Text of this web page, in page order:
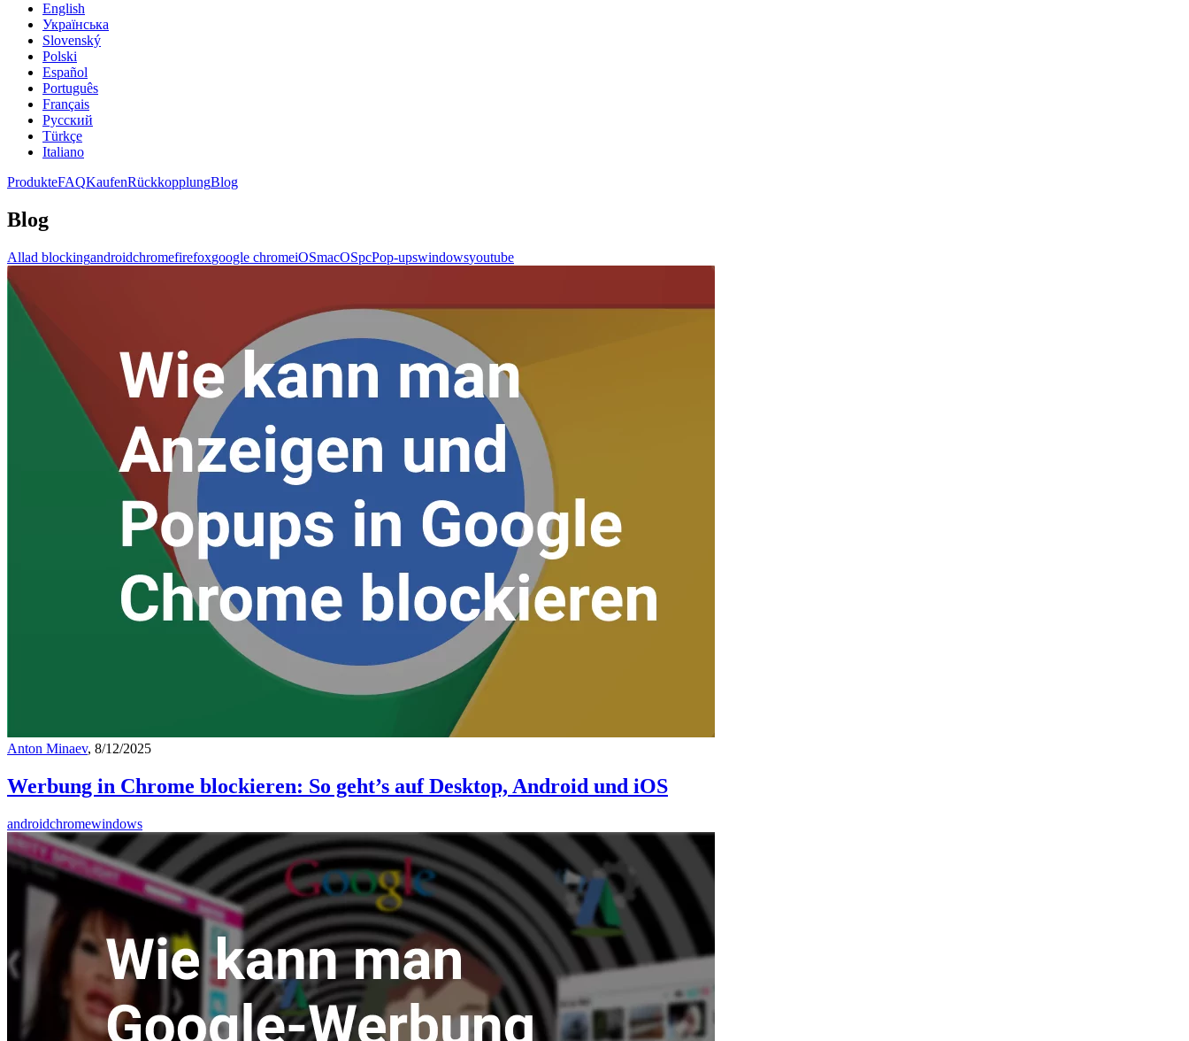
English
Українська
Slovenský
Polski
Español
Português
Français
Русский
Türkçe
Italiano
ProdukteFAQKaufenRückkopplungBlog
Blog
Allad blockingandroidchromefirefoxgoogle chromeiOSmacOSpcPop-upswindowsyoutube
Anton Minaev, 8/12/2025
Werbung in Chrome blockieren: So geht’s auf Desktop, Android und iOS
androidchromewindows